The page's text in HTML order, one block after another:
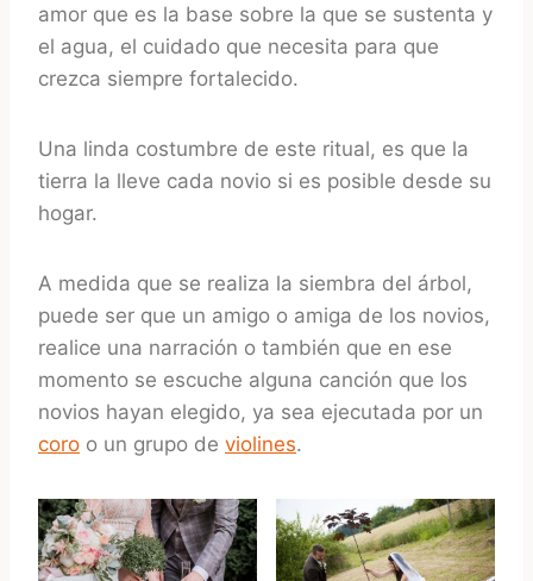
amor que es la base sobre la que se sustenta y
el agua, el cuidado que necesita para que
crezca siempre fortalecido.
Una linda costumbre de este ritual, es que la
tierra la lleve cada novio si es posible desde su
hogar.
A medida que se realiza la siembra del árbol,
puede ser que un amigo o amiga de los novios,
realice una narración o también que en ese
momento se escuche alguna canción que los
novios hayan elegido, ya sea ejecutada por un
coro o un grupo de violines.